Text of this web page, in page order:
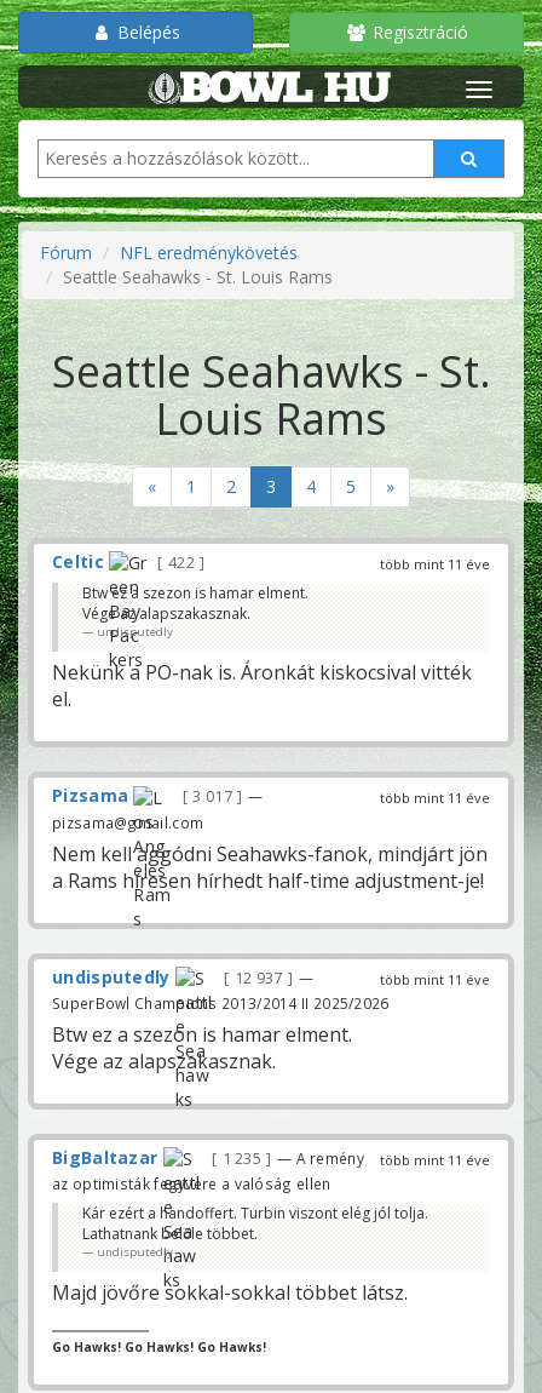
Belépés Regisztráció
Fórum
NFL eredménykövetés
Seattle Seahawks - St. Louis Rams
Seattle Seahawks - St.
Louis Rams
« 1 2 3 4 5 »
több mint 11 éve
Celtic
422
Btw ez a szezon is hamar elment.
Vége az alapszakasznak.
undisputedly
Nekünk a PO-nak is. Áronkát kiskocsival vitték
el.
több mint 11 éve
Pizsama 3 017
—
pizsama@gmail.com
Nem kell aggódni Seahawks-fanok, mindjárt jön
a Rams híresen hírhedt half-time adjustment-je!
több mint 11 éve
undisputedly 12 937
—
SuperBowl Champions 2013/2014 II 2025/2026
Btw ez a szezon is hamar elment.
Vége az alapszakasznak.
több mint 11 éve
BigBaltazar 1 235
— A remény
az optimisták fegyvere a valóság ellen
Kár ezért a handoffert. Turbin viszont elég jól tolja.
Lathatnank belőle többet.
undisputedly
Majd jövőre sokkal-sokkal többet látsz.
Go Hawks! Go Hawks! Go Hawks!